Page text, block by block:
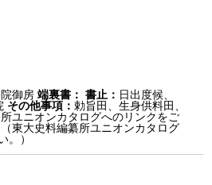
御房 端裏書： 書止： 日出度候、
その他事項：勅旨田、生身供料田、
所ユニオンカタログへのリンクをご
（東大史料編纂所ユニオンカタログ
。）